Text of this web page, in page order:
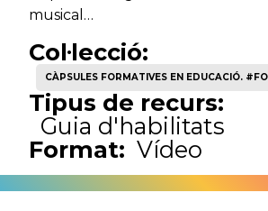
musical…
Col·lecció:
CÀPSULES FORMATIVES EN EDUCACIÓ.
Tipus de recurs:
Guia d'habilitats
Format: Vídeo